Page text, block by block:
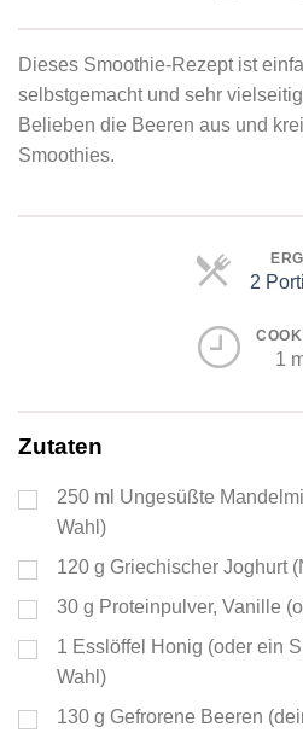
Dieses Smoothie-Rezept ist
selbstgemacht und sehr
Belieben die Beeren aus und
Smoothies.
2
1
Zutaten
250 ml Ungesüßte
Wahl)
120 g Griechischer Joghurt
30 g Proteinpulver, Vanille
1 Esslöffel
Honig (oder ein
Wahl)
130 g Gefrorene Beeren